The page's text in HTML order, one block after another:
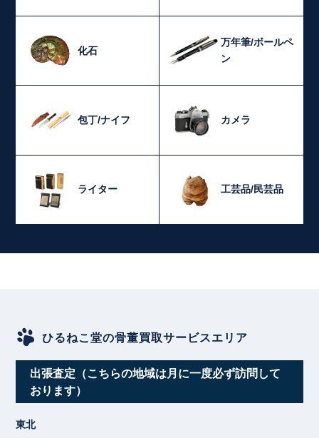
化石
万年筆/ボールペ
ン
包丁/ナイフ カメラ
ライター 工芸品/民芸品
ひるねこ堂の骨董買取サービスエリア
出張査定（こちらの地域は月に一度必ず訪問して
おります）
東北